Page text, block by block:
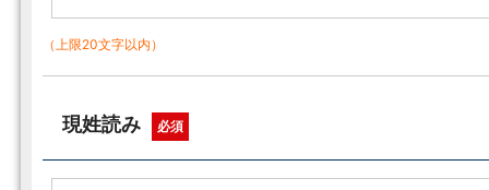
（上限20文字以内）
現姓読み 必須